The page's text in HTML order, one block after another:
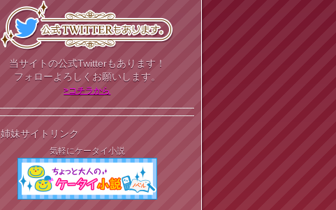
当サイトの公式Twitterもあります！
フォローよろしくお願いします。
>コチラから
姉妹サイトリンク
気軽にケータイ小説